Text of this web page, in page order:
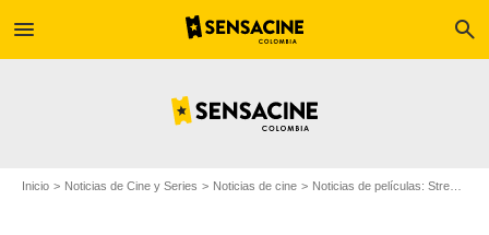
menu search
Inicio Noticias de Cine y Series Noticias de cine Noticias de películas: Streaming